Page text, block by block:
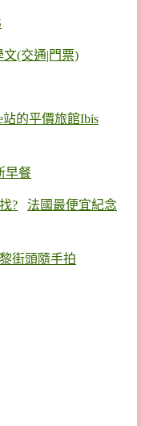
文(交通|門票)
站的平價旅館Ibis
早餐
?
法國最便宜紀念
街頭隨手拍